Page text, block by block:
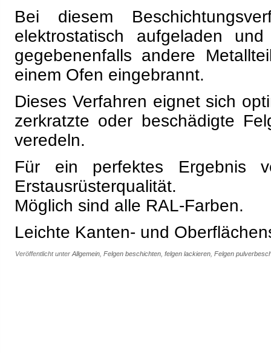
Bei diesem
elektrostatisch aufgeladen
gegebenenfalls andere
einem Ofen eingebrannt.
Dieses Verfahren eignet sich
zerkratzte oder beschädigte
veredeln.
Für ein perfektes Ergebnis
Erstausrüsterqualität.
Möglich sind alle RAL-Farben.
Leichte Kanten- und
Veröffentlicht unter Allgemein Felgen beschichten felgen lackieren Felgen